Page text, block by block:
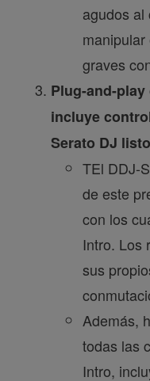
agudos al
graves
Plug-and-
incluye
Serato DJ
TEl DDJ-
de este
con los
Intro. Los
sus
Además,
todas las
Intro,